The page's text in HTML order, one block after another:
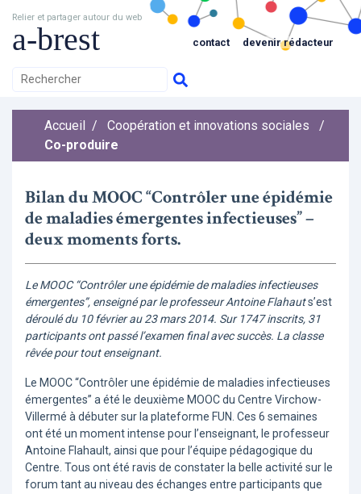
Relier et partager autour du web
a-brest contact devenir rédacteur
Accueil / Coopération et innovations sociales
/
Co-produire
Bilan du MOOC “Contrôler une épidémie
de maladies émergentes infectieuses” –
deux moments forts.
Le MOOC “Contrôler une épidémie de maladies infectieuses
émergentes”, enseigné par le professeur Antoine Flahauts’est
déroulé du 10 février au 23 mars 2014. Sur 1747 inscrits, 31
participants ont passé l’examen final avec succès. La classe
rêvée pour tout enseignant.
Le MOOC “Contrôler une épidémie de maladies infectieuses
émergentes” a été le deuxième MOOC du Centre Virchow-
Villermé à débuter sur la plateforme FUN. Ces 6 semaines
ont été un moment intense pour l’enseignant, le professeur
Antoine Flahault, ainsi que pour l’équipe pédagogique du
Centre. Tous ont été ravis de constater la belle activité sur le
forum tant au niveau des échanges entre participants que